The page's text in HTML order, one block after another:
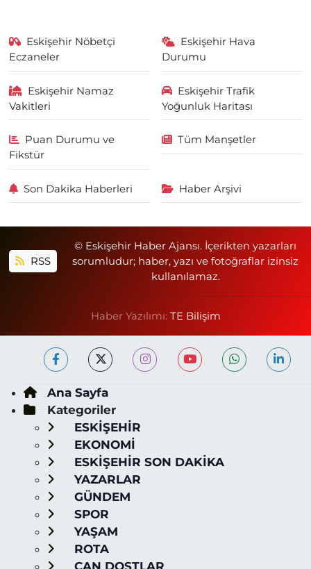
Eskişehir Nöbetçi
Eczaneler
Eskişehir Hava
Durumu
Eskişehir Namaz
Vakitleri
Eskişehir Trafik
Yoğunluk Haritası
Puan Durumu ve
Fikstür
Tüm Manşetler
Son Dakika Haberleri Haber Arşivi
RSS
© Eskişehir Haber Ajansı. İçerikten yazarları
sorumludur; haber, yazı ve fotoğraflar izinsiz
kullanılamaz.
Haber Yazılımı: TE Bilişim
Ana Sayfa
Kategoriler
ESKİŞEHİR
EKONOMİ
ESKİŞEHİR SON DAKİKA
YAZARLAR
GÜNDEM
SPOR
YAŞAM
ROTA
CAN DOSTLAR